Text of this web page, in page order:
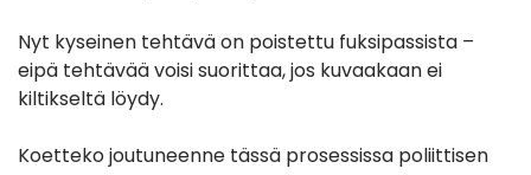
Nyt kyseinen tehtävä on poistettu fuksipassista –
eipä tehtävää voisi suorittaa, jos kuvaakaan ei
kiltikseltä löydy.
Koetteko joutuneenne tässä prosessissa poliittisen